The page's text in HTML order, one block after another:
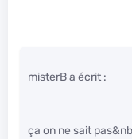
misterB a écrit :
ça on ne sait